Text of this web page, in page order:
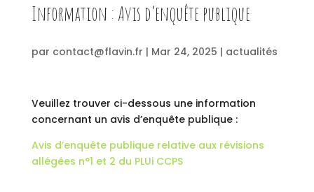
Information : Avis d’enquête publique
par contact@flavin.fr | Mar 24, 2025 | actualités
Veuillez trouver ci-dessous une information
concernant un avis d’enquête publique :
Avis d’enquête publique relative aux révisions
allégées n°1 et 2 du PLUi CCPS